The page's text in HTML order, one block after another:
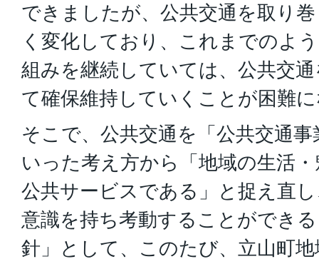
できましたが、公共交通を取り
く変化しており、これまでのよ
組みを継続していては、公共交
て確保維持していくことが困難
そこで、公共交通を「公共交通
いった考え方から「地域の生活
公共サービスである」と捉え直
意識を持ち考動することができ
針」として、このたび、立山町